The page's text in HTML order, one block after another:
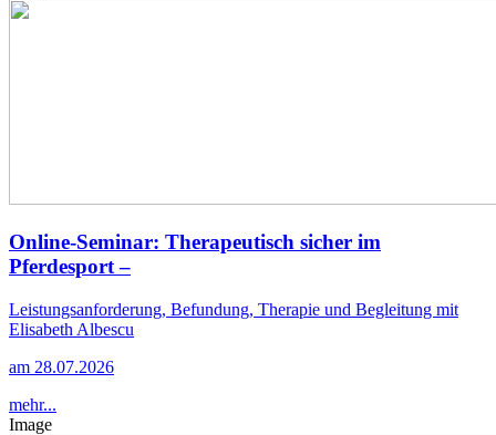
Online-Seminar: Therapeutisch sicher im
Pferdesport –
Leistungsanforderung, Befundung, Therapie und Begleitung mit
Elisabeth Albescu
am 28.07.2026
mehr...
Image